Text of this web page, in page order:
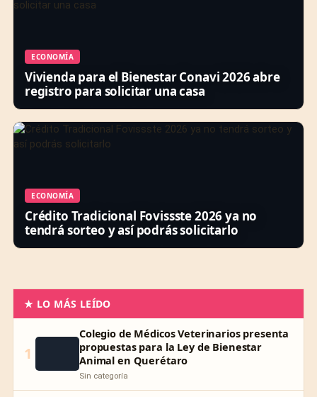
ECONOMÍA
Vivienda para el Bienestar Conavi 2026 abre
registro para solicitar una casa
ECONOMÍA
Crédito Tradicional Fovissste 2026 ya no
tendrá sorteo y así podrás solicitarlo
★ LO MÁS LEÍDO
1
Colegio de Médicos Veterinarios presenta
propuestas para la Ley de Bienestar
Animal en Querétaro
Sin categoría